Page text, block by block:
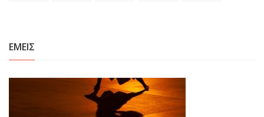
ΕΜΕΙΣ